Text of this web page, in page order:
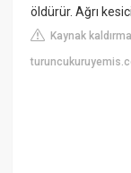
öldürür. Ağrı
Kaynak